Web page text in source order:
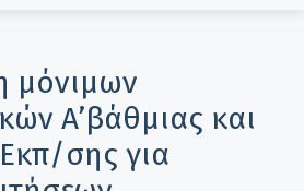
μόνιμων
A’βάθμιας και
σης για